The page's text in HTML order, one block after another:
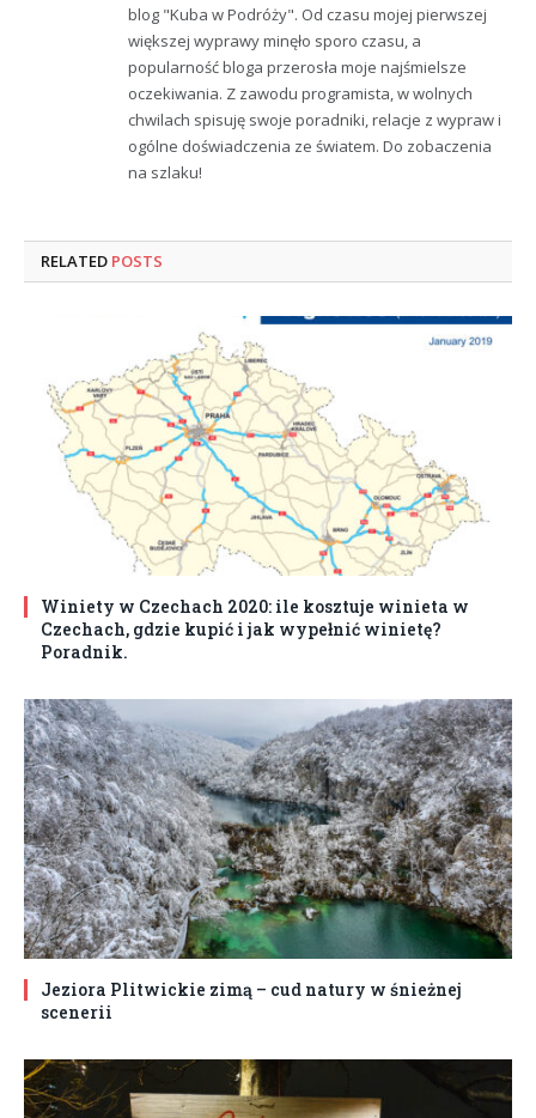
blog "Kuba w Podróży". Od czasu mojej pierwszej
większej wyprawy minęło sporo czasu, a
popularność bloga przerosła moje najśmielsze
oczekiwania. Z zawodu programista, w wolnych
chwilach spisuję swoje poradniki, relacje z wypraw i
ogólne doświadczenia ze światem. Do zobaczenia
na szlaku!
RELATED POSTS
Winiety w Czechach 2020: ile kosztuje winieta w
Czechach, gdzie kupić i jak wypełnić winietę?
Poradnik.
Jeziora Plitwickie zimą – cud natury w śnieżnej
scenerii